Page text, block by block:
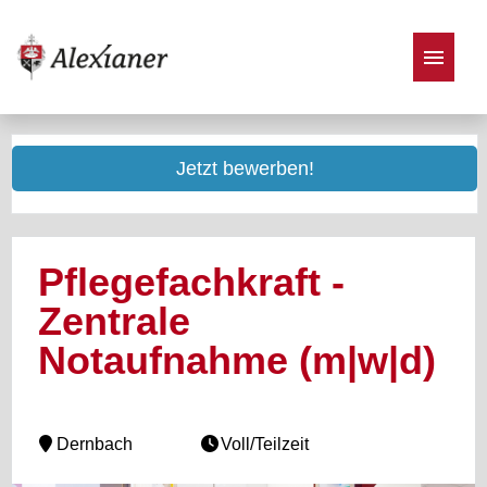
Stellenangebote
Jetzt bewerben!
Pflegefachkraft -
Zentrale
Notaufnahme (m|w|d)
Dernbach Voll/Teilzeit